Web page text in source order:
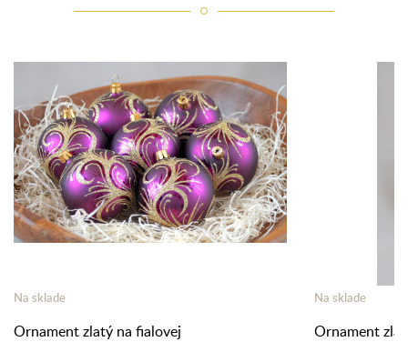
Na sklade
Ornament zlatý na fialovej
Na sklade
Ornament